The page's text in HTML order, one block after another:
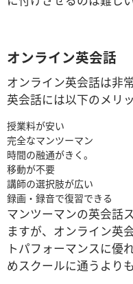
オンライン英会話
オンライン英会話は非
英会話には以下のメリ
授業料が安い
完全なマンツーマン
時間の融通がきく。
移動が不要
講師の選択肢が広い
録画・録音で復習できる
マンツーマンの英会話
ますが、オンライン英
トパフォーマンスに優
めスクールに通うより